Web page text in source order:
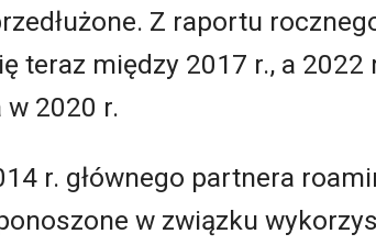
Z raportu
teraz między 2017 r., a 2022
w 2020 r.
r. głównego partnera
w związku